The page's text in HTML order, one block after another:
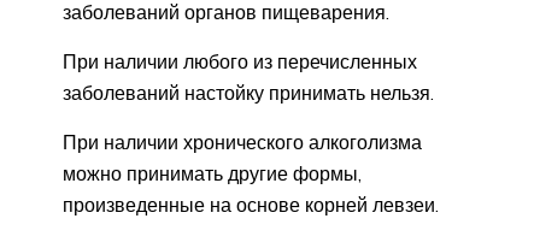
заболеваний органов пищеварения.
При наличии любого из перечисленных
заболеваний настойку принимать нельзя.
При наличии хронического алкоголизма
можно принимать другие формы,
произведенные на основе корней левзеи.